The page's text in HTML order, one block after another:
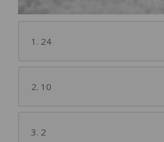
1. 24
2. 10
3. 2